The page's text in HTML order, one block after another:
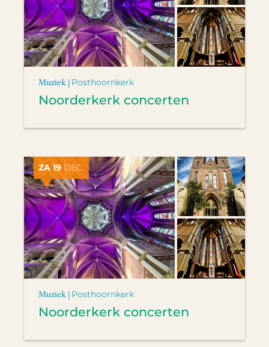
Muziek | Posthoornkerk
Noorderkerk concerten
ZA 19 DEC.
Muziek | Posthoornkerk
Noorderkerk concerten